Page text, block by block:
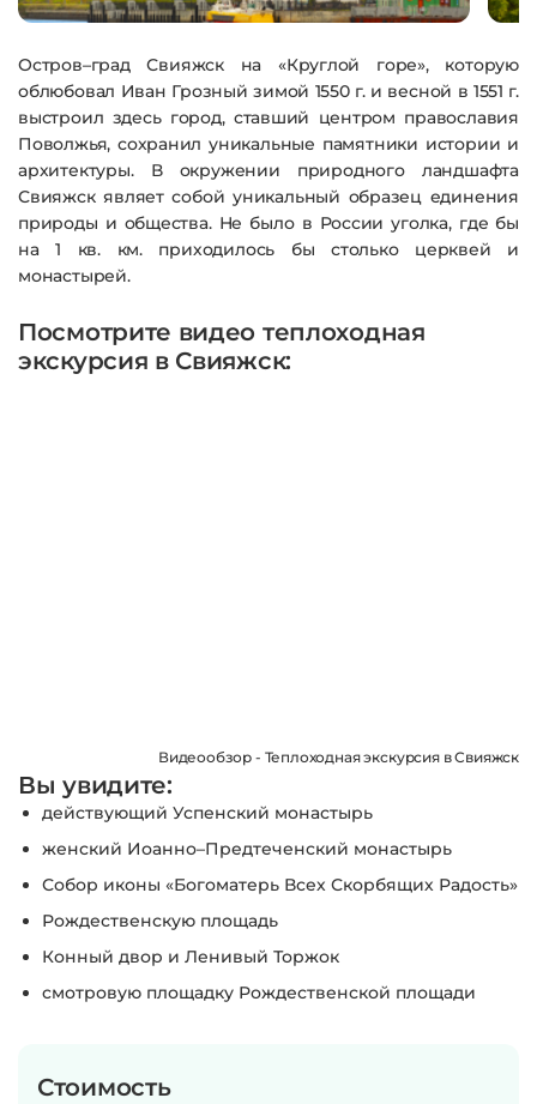
Остров–град Свияжск на «Круглой горе», которую
облюбовал Иван Грозный зимой 1550 г. и весной в 1551 г.
выстроил здесь город, ставший центром православия
Поволжья, сохранил уникальные памятники истории и
архитектуры. В окружении природного ландшафта
Свияжск являет собой уникальный образец единения
природы и общества. Не было в России уголка, где бы
на 1 кв. км. приходилось бы столько церквей и
монастырей.
Посмотрите видео теплоходная
экскурсия в Свияжск:
Видеообзор - Теплоходная экскурсия в Свияжск
Вы увидите:
действующий Успенский монастырь
женский Иоанно–Предтеченский монастырь
Собор иконы «Богоматерь Всех Скорбящих Радость»
Рождественскую площадь
Конный двор и Ленивый Торжок
смотровую площадку Рождественской площади
Стоимость